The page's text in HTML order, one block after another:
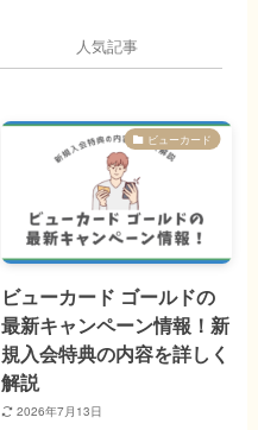
人気記事
ビューカード
ビューカード ゴールドの
最新キャンペーン情報！新
規入会特典の内容を詳しく
解説
2026年7月13日